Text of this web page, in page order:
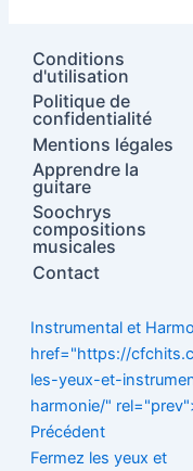
g
g
er
p
y
Li
n
k
Conditions
d'utilisation
Politique de
confidentialité
Mentions légales
Apprendre la
guitare
Soochrys
compositions
musicales
Contact
Instrumental et
href="https://
les-yeux-et-
harmonie/"
Précédent
Fermez les yeux et